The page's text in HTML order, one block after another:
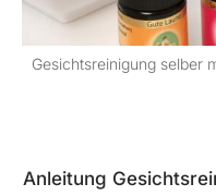
Gesichtsreinigung selber
Anleitung